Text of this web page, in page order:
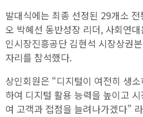
발대식에는 최종 선정된 29개소
오 박혜선 동반성장 리더, 사회연
인시장진흥공단 김현석 시장상권
자리를 참석했다.
상인회원은 “디지털이 여전히 생
하여 디지털 활용 능력을 높이고
여 고객과 접점을 늘려나가겠다”